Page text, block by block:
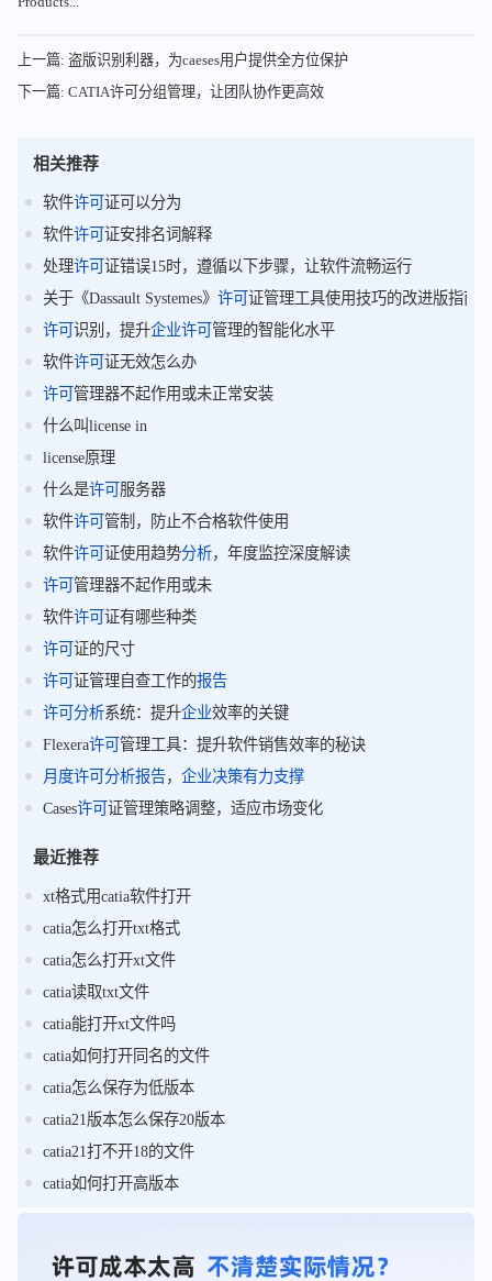
上一篇: 盗版识别利器，为caeses用户提供全方位保护
下一篇: CATIA许可分组管理，让团队协作更高效
相关推荐
软件许可 证可以分为
软件许可 证安排名词解释
处理许可 证错误15时，遵循以下步骤，让软件流畅运行
关于《Dassault Systemes》 许可 证管理工具使用技巧的改进版指南
许可 识别，提升企业许可 管理的智能化水平
软件许可 证无效怎么办
许可 管理器不起作用或未正常安装
什么叫license in
license原理
什么是许可 服务器
软件许可 管制，防止不合格软件使用
软件许可 证使用趋势分析，年度监控深度解读
许可 管理器不起作用或未
软件许可 证有哪些种类
许可 证的尺寸
许可 证管理自查工作的报告
许可 分析系统：提升企业效率的关键
Flexera许可 管理工具：提升软件销售效率的秘诀
月度许可 分析报告， 企业决策有力支撑
Cases许可 证管理策略调整，适应市场变化
最近推荐
xt格式用catia软件打开
catia怎么打开txt格式
catia怎么打开xt文件
catia读取txt文件
catia能打开xt文件吗
catia如何打开同名的文件
catia怎么保存为低版本
catia21版本怎么保存20版本
catia21打不开18的文件
catia如何打开高版本